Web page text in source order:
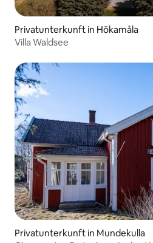
Privatunterkunft in Hökamåla
Villa Waldsee
Privatunterkunft in Mundekulla